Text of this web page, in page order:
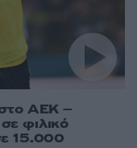
στο ΑΕΚ –
φιλικό
15.000